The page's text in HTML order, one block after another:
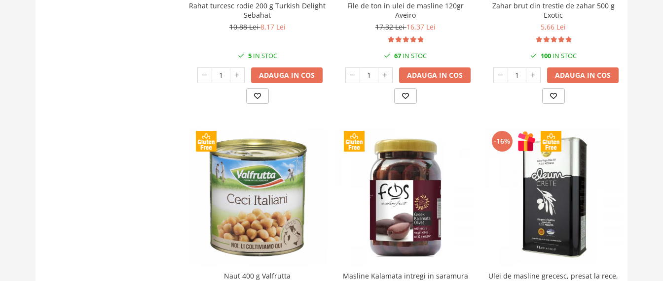
Rahat turcesc rodie 200 g Turkish Delight
Sebahat
10,88 Lei8,17 Lei
5IN STOC
ADAUGA IN COS
File de ton in ulei de masline 120gr
Aveiro
17,32 Lei16,37 Lei
67 IN STOC
ADAUGA IN COS
Zahar brut din trestie de zahar 500 g
Exotic
5,66 Lei
100IN STOC
ADAUGA IN COS
Naut 400 g Valfrutta
Masline Kalamata intregi in saramura
-16%
Ulei de masline grecesc, presat la rece,